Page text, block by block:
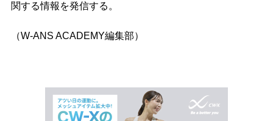
関する情報を発信する。
（W-ANS ACADEMY編集部）